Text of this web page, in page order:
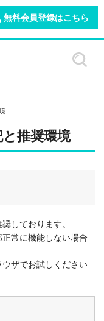
無料会員登録はこちら
推奨環境
しております。
常に機能しない場合
ザでお試しください